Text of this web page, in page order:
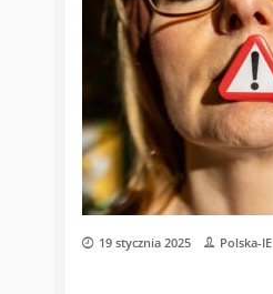
19 stycznia 2025 Polska-IE